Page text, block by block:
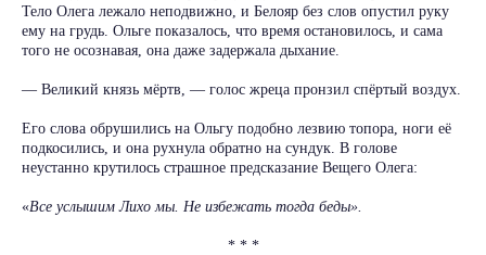
Тело Олега лежало неподвижно, и Белояр без слов опустил руку
ему на грудь. Ольге показалось, что время остановилось, и сама
того не осознавая, она даже задержала дыхание.
— Великий князь мёртв, — голос жреца пронзил спёртый воздух.
Его слова обрушились на Ольгу подобно лезвию топора, ноги её
подкосились, и она рухнула обратно на сундук. В голове
неустанно крутилось страшное предсказание Вещего Олега:
«Все услышим Лихо мы. Не избежать тогда беды».
* * *